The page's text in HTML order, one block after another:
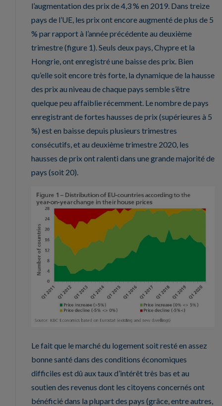
l’augmentation des prix de 4,3 % en 2019. Dans treize
pays de l’UE, les prix ont encore augmenté de plus de 5
% par rapport à l’année précédente au deuxième
trimestre (figure 1). Seuls deux pays, Chypre et la
Hongrie, ont enregistré une baisse des prix. Bien
qu’elle soit encore très forte, la dynamique de la hausse
des prix au niveau de chaque pays semble s’être
quelque peu affaiblie récemment. Le nombre de pays
enregistrant de fortes hausses de prix (supérieures à 5
%) est en baisse depuis plusieurs trimestres
consécutifs, et au deuxième trimestre 2020, les
hausses de prix ont ralenti dans une grande majorité de
pays (soit 20).
Le fait que le marché du logement soit resté en assez
bonne santé dans des conditions économiques
difficiles est dû aux taux d’intérêt très bas et au
soutien des revenus dont les citoyens concernés ont
bénéficié dans la plupart des pays (grâce, entre autres,